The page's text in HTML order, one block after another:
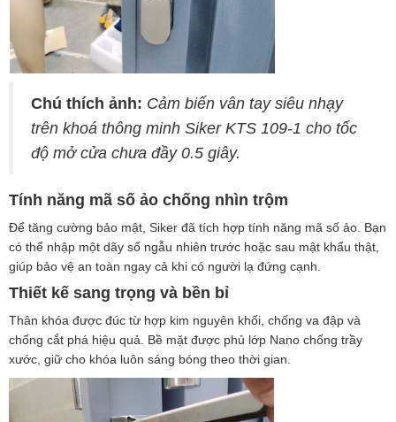
Chú thích ảnh: Cảm biến vân tay siêu nhạy
trên khoá thông minh Siker KTS 109-1 cho tốc
độ mở cửa chưa đầy 0.5 giây.
Tính năng mã số ảo chống nhìn trộm
Để tăng cường bảo mật, Siker đã tích hợp tính năng mã số ảo. Bạn
có thể nhập một dãy số ngẫu nhiên trước hoặc sau mật khẩu thật,
giúp bảo vệ an toàn ngay cả khi có người lạ đứng cạnh.
Thiết kế sang trọng và bền bỉ
Thân khóa được đúc từ hợp kim nguyên khối, chống va đập và
chống cắt phá hiệu quả. Bề mặt được phủ lớp Nano chống trầy
xước, giữ cho khóa luôn sáng bóng theo thời gian.